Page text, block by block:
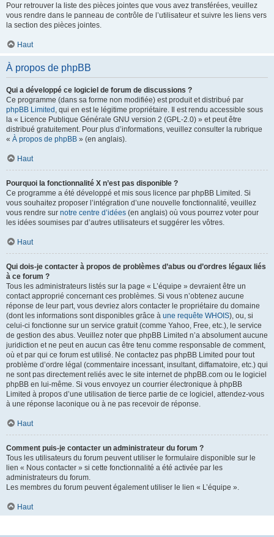
Pour retrouver la liste des pièces jointes que vous avez transférées, veuillez
vous rendre dans le panneau de contrôle de l’utilisateur et suivre les liens vers
la section des pièces jointes.
Haut
À propos de phpBB
Qui a développé ce logiciel de forum de discussions ?
Ce programme (dans sa forme non modifiée) est produit et distribué par
phpBB Limited , qui en est le légitime propriétaire. Il est rendu accessible sous
la « Licence Publique Générale GNU version 2 (GPL-2.0) » et peut être
distribué gratuitement. Pour plus d’informations, veuillez consulter la rubrique
« À propos de phpBB » (en anglais).
Haut
Pourquoi la fonctionnalité X n’est pas disponible ?
Ce programme a été développé et mis sous licence par phpBB Limited. Si
vous souhaitez proposer l’intégration d’une nouvelle fonctionnalité, veuillez
vous rendre sur notre centre d’idées (en anglais) où vous pourrez voter pour
les idées soumises par d’autres utilisateurs et suggérer les vôtres.
Haut
Qui dois-je contacter à propos de problèmes d’abus ou d’ordres légaux liés
à ce forum ?
Tous les administrateurs listés sur la page « L’équipe » devraient être un
contact approprié concernant ces problèmes. Si vous n’obtenez aucune
réponse de leur part, vous devriez alors contacter le propriétaire du domaine
(dont les informations sont disponibles grâce à une requête WHOIS), ou, si
celui-ci fonctionne sur un service gratuit (comme Yahoo, Free, etc.), le service
de gestion des abus. Veuillez noter que phpBB Limited n’a absolument aucune
juridiction et ne peut en aucun cas être tenu comme responsable de comment,
où et par qui ce forum est utilisé. Ne contactez pas phpBB Limited pour tout
problème d’ordre légal (commentaire incessant, insultant, diffamatoire, etc.) qui
ne sont pas directement reliés avec le site internet de phpBB.com ou le logiciel
phpBB en lui-même. Si vous envoyez un courrier électronique à phpBB
Limited à propos d’une utilisation de tierce partie de ce logiciel, attendez-vous
à une réponse laconique ou à ne pas recevoir de réponse.
Haut
Comment puis-je contacter un administrateur du forum ?
Tous les utilisateurs du forum peuvent utiliser le formulaire disponible sur le
lien « Nous contacter » si cette fonctionnalité a été activée par les
administrateurs du forum.
Les membres du forum peuvent également utiliser le lien « L’équipe ».
Haut